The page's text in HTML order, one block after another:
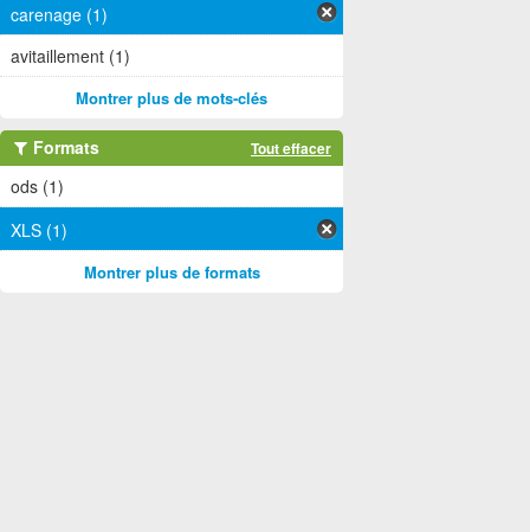
carenage (1)
avitaillement (1)
Montrer plus de mots-clés
Formats Tout effacer
ods (1)
XLS (1)
Montrer plus de formats